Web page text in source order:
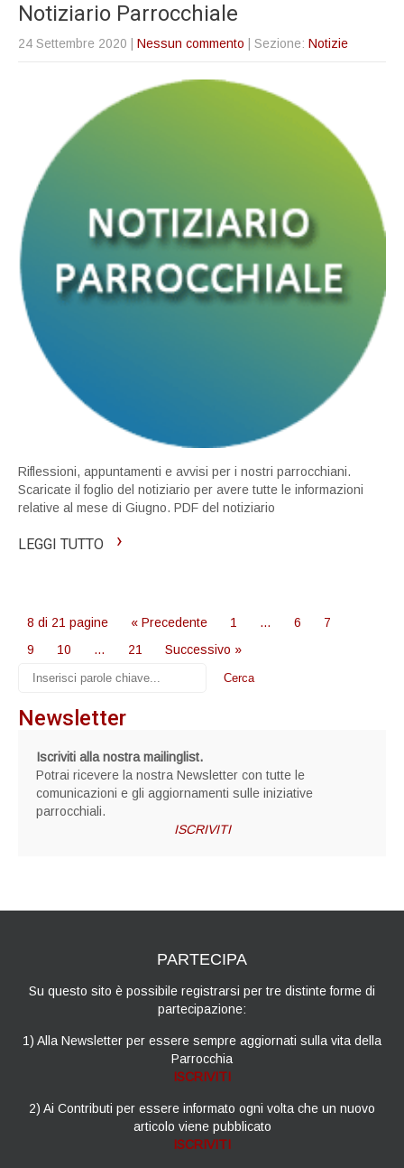
Notiziario Parrocchiale
24 Settembre 2020 Nessun commento | Sezione: Notizie
Riflessioni, appuntamenti e avvisi per i nostri parrocchiani.
Scaricate il foglio del notiziario per avere tutte le informazioni
relative al mese di Giugno. PDF del notiziario
LEGGI TUTTO ›
8 di 21 pagine « Precedente 1 … 6 7
9
10 … 21 Successivo »
Newsletter
Iscriviti alla nostra mailinglist.
Potrai ricevere la nostra Newsletter con tutte le
comunicazioni e gli aggiornamenti sulle iniziative
parrocchiali.
ISCRIVITI
PARTECIPA
Su questo sito è possibile registrarsi per tre distinte forme di
partecipazione:
1) Alla Newsletter per essere sempre aggiornati sulla vita della
Parrocchia
ISCRIVITI
2) Ai Contributi per essere informato ogni volta che un nuovo
articolo viene pubblicato
ISCRIVITI